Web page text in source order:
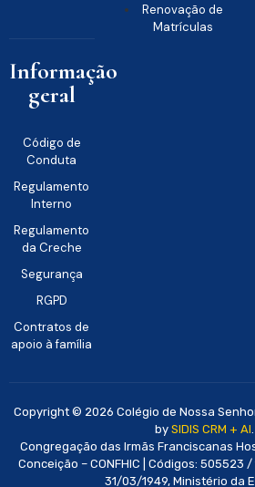
Renovação de
Matrículas
Informação
geral
Código de
Conduta
Regulamento
Interno
Regulamento
da Creche
Segurança
RGPD
Contratos de
apoio à família
Copyright © 2026 Colégio de Nossa
by SIDIS CRM + AI
Congregação das Irmãs Franciscanas
Conceição – CONFHIC | Códigos: 505523
31/03/1949, Ministério da